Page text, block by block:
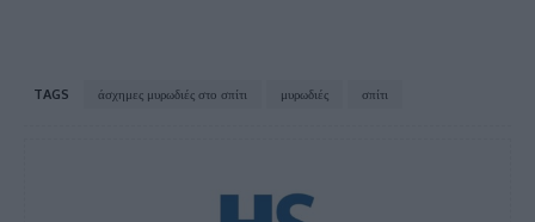
TAGS άσχημες μυρωδιές στο σπίτι μυρωδιές σπίτι